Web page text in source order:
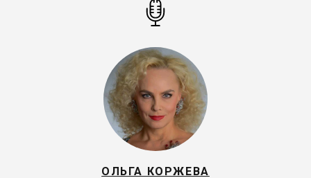
ОЛЬГА КОРЖЕВА